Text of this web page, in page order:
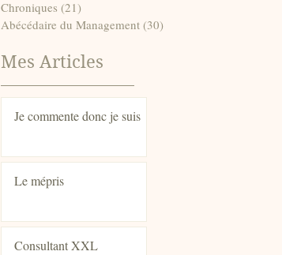
Chroniques (21)
Abécédaire du Management (30)
Mes Articles
Je commente donc je suis
Le mépris
Consultant XXL